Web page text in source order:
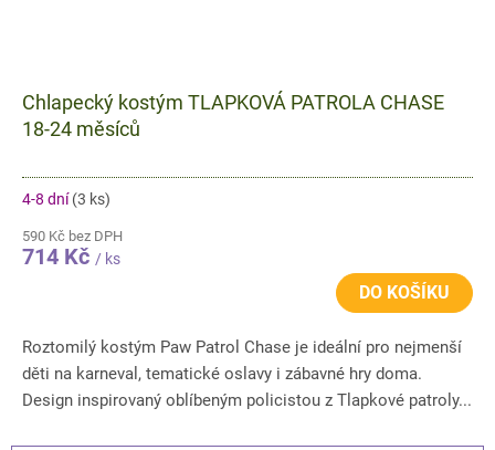
Chlapecký kostým TLAPKOVÁ PATROLA CHASE
18-24 měsíců
4-8 dní(3 ks)
590 Kč bez DPH
714 Kč / ks
DO KOŠÍKU
Roztomilý kostým Paw Patrol Chase je ideální pro nejmenší
děti na karneval, tematické oslavy i zábavné hry doma.
Design inspirovaný oblíbeným policistou z Tlapkové patroly...